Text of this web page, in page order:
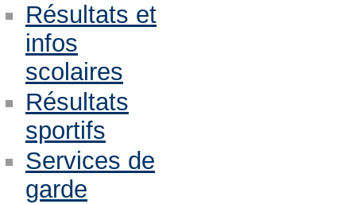
Résultats et
infos
scolaires
Résultats
sportifs
Services de
garde